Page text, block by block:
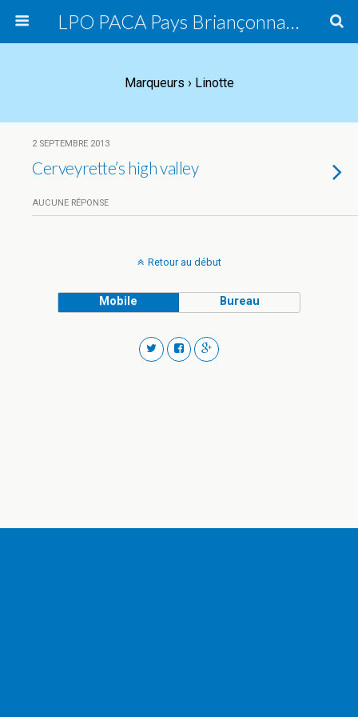
LPO PACA Pays Briançonnais, groupe local
Marqueurs › Linotte
2 SEPTEMBRE 2013
Cerveyrette’s high valley
AUCUNE RÉPONSE
Retour au début
Mobile Bureau